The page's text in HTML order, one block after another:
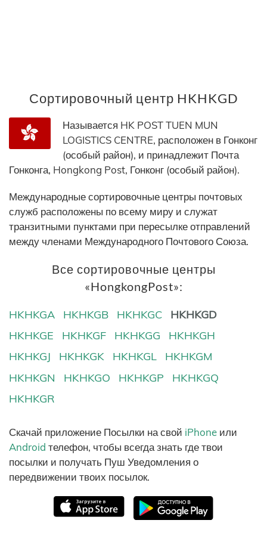
Сортировочный центр HKHKGD
Называется HK POST TUEN MUN
LOGISTICS CENTRE, расположен в Гонконг
(особый район), и принадлежит Почта
Гонконга, Hongkong Post, Гонконг (особый район).
Международные сортировочные центры почтовых
служб расположены по всему миру и служат
транзитными пунктами при пересылке отправлений
между членами Международного Почтового Союза.
Все сортировочные центры
«HongkongPost»:
HKHKGA HKHKGB HKHKGC
HKHKGD
HKHKGE
HKHKGF HKHKGG
HKHKGH
HKHKGJ
HKHKGK HKHKGL
HKHKGM
HKHKGN
HKHKGO HKHKGP
HKHKGQ
HKHKGR
Скачай приложение Посылки на свой iPhone или
Android телефон, чтобы всегда знать где твои
посылки и получать Пуш Уведомления о
передвижении твоих посылок.